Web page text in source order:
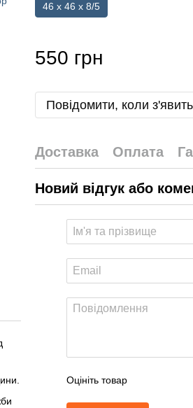
46 х 46 x 8/5
550 грн
Повідомити, коли
Доставка Оплата
Новий відгук або
Оцініть товар